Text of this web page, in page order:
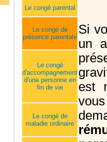
Le congé parental
Le congé de
présence parentale
Si
un
est
Le congé
d'accompagnement
d'une personne en
fin de vie
Le congé de
maladie ordinaire